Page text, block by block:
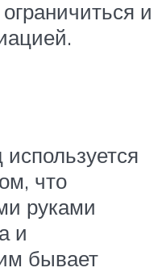
и
что
руками
и
бывает